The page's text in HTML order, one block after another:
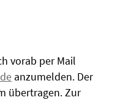
vorab per Mail
anzumelden. Der
übertragen. Zur